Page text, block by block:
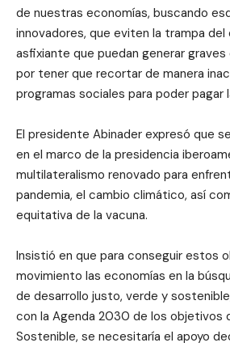
de nuestras economías, buscando
innovadores, que eviten la trampa
asfixiante que puedan generar
por tener que recortar de manera
programas sociales para poder pagar
El presidente Abinader expresó que
en el marco de la presidencia
multilateralismo renovado para
pandemia, el cambio climático, así
equitativa de la vacuna.
Insistió en que para conseguir estos
movimiento las economías en la
de desarrollo justo, verde y
con la Agenda 2030 de los objetivos
Sostenible, se necesitaría el apoyo